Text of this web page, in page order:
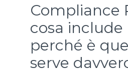
Compliance
cosa include
perché è
serve